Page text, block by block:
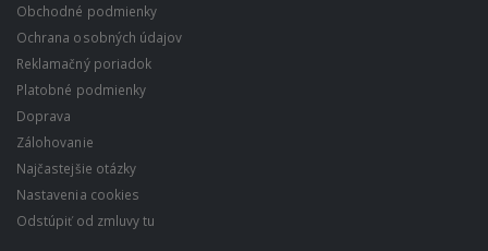
Obchodné podmienky
Ochrana osobných údajov
Reklamačný poriadok
Platobné podmienky
Doprava
Zálohovanie
Najčastejšie otázky
Nastavenia cookies
Odstúpiť od zmluvy tu